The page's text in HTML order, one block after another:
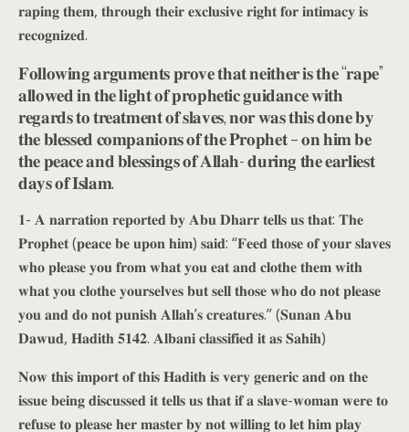
𝐫𝐚𝐩𝐢𝐧𝐠 𝐭𝐡𝐞𝐦, 𝐭𝐡𝐫𝐨𝐮𝐠𝐡 𝐭𝐡𝐞𝐢𝐫 𝐞𝐱𝐜𝐥𝐮𝐬𝐢𝐯𝐞 𝐫𝐢𝐠𝐡𝐭 𝐟𝐨𝐫 𝐢𝐧𝐭𝐢𝐦𝐚𝐜𝐲 𝐢𝐬
𝐫𝐞𝐜𝐨𝐠𝐧𝐢𝐳𝐞𝐝.
𝐅𝐨𝐥𝐥𝐨𝐰𝐢𝐧𝐠 𝐚𝐫𝐠𝐮𝐦𝐞𝐧𝐭𝐬 𝐩𝐫𝐨𝐯𝐞 𝐭𝐡𝐚𝐭 𝐧𝐞𝐢𝐭𝐡𝐞𝐫 𝐢𝐬 𝐭𝐡𝐞 “𝐫𝐚𝐩𝐞”
𝐚𝐥𝐥𝐨𝐰𝐞𝐝 𝐢𝐧 𝐭𝐡𝐞 𝐥𝐢𝐠𝐡𝐭 𝐨𝐟 𝐩𝐫𝐨𝐩𝐡𝐞𝐭𝐢𝐜 𝐠𝐮𝐢𝐝𝐚𝐧𝐜𝐞 𝐰𝐢𝐭𝐡
𝐫𝐞𝐠𝐚𝐫𝐝𝐬 𝐭𝐨 𝐭𝐫𝐞𝐚𝐭𝐦𝐞𝐧𝐭 𝐨𝐟 𝐬𝐥𝐚𝐯𝐞𝐬, 𝐧𝐨𝐫 𝐰𝐚𝐬 𝐭𝐡𝐢𝐬 𝐝𝐨𝐧𝐞 𝐛𝐲
𝐭𝐡𝐞 𝐛𝐥𝐞𝐬𝐬𝐞𝐝 𝐜𝐨𝐦𝐩𝐚𝐧𝐢𝐨𝐧𝐬 𝐨𝐟 𝐭𝐡𝐞 𝐏𝐫𝐨𝐩𝐡𝐞𝐭 – 𝐨𝐧 𝐡𝐢𝐦 𝐛𝐞
𝐭𝐡𝐞 𝐩𝐞𝐚𝐜𝐞 𝐚𝐧𝐝 𝐛𝐥𝐞𝐬𝐬𝐢𝐧𝐠𝐬 𝐨𝐟 𝐀𝐥𝐥𝐚𝐡- 𝐝𝐮𝐫𝐢𝐧𝐠 𝐭𝐡𝐞 𝐞𝐚𝐫𝐥𝐢𝐞𝐬𝐭
𝐝𝐚𝐲𝐬 𝐨𝐟 𝐈𝐬𝐥𝐚𝐦.
𝟏- 𝐀 𝐧𝐚𝐫𝐫𝐚𝐭𝐢𝐨𝐧 𝐫𝐞𝐩𝐨𝐫𝐭𝐞𝐝 𝐛𝐲 𝐀𝐛𝐮 𝐃𝐡𝐚𝐫𝐫 𝐭𝐞𝐥𝐥𝐬 𝐮𝐬 𝐭𝐡𝐚𝐭: 𝐓𝐡𝐞
𝐏𝐫𝐨𝐩𝐡𝐞𝐭 (𝐩𝐞𝐚𝐜𝐞 𝐛𝐞 𝐮𝐩𝐨𝐧 𝐡𝐢𝐦) 𝐬𝐚𝐢𝐝: “𝐅𝐞𝐞𝐝 𝐭𝐡𝐨𝐬𝐞 𝐨𝐟 𝐲𝐨𝐮𝐫 𝐬𝐥𝐚𝐯𝐞𝐬
𝐰𝐡𝐨 𝐩𝐥𝐞𝐚𝐬𝐞 𝐲𝐨𝐮 𝐟𝐫𝐨𝐦 𝐰𝐡𝐚𝐭 𝐲𝐨𝐮 𝐞𝐚𝐭 𝐚𝐧𝐝 𝐜𝐥𝐨𝐭𝐡𝐞 𝐭𝐡𝐞𝐦 𝐰𝐢𝐭𝐡
𝐰𝐡𝐚𝐭 𝐲𝐨𝐮 𝐜𝐥𝐨𝐭𝐡𝐞 𝐲𝐨𝐮𝐫𝐬𝐞𝐥𝐯𝐞𝐬 𝐛𝐮𝐭 𝐬𝐞𝐥𝐥 𝐭𝐡𝐨𝐬𝐞 𝐰𝐡𝐨 𝐝𝐨 𝐧𝐨𝐭 𝐩𝐥𝐞𝐚𝐬𝐞
𝐲𝐨𝐮 𝐚𝐧𝐝 𝐝𝐨 𝐧𝐨𝐭 𝐩𝐮𝐧𝐢𝐬𝐡 𝐀𝐥𝐥𝐚𝐡’𝐬 𝐜𝐫𝐞𝐚𝐭𝐮𝐫𝐞𝐬.” (𝐒𝐮𝐧𝐚𝐧 𝐀𝐛𝐮
𝐃𝐚𝐰𝐮𝐝, 𝐇𝐚𝐝𝐢𝐭𝐡 𝟓𝟏𝟒𝟐. 𝐀𝐥𝐛𝐚𝐧𝐢 𝐜𝐥𝐚𝐬𝐬𝐢𝐟𝐢𝐞𝐝 𝐢𝐭 𝐚𝐬 𝐒𝐚𝐡𝐢𝐡)
𝐍𝐨𝐰 𝐭𝐡𝐢𝐬 𝐢𝐦𝐩𝐨𝐫𝐭 𝐨𝐟 𝐭𝐡𝐢𝐬 𝐇𝐚𝐝𝐢𝐭𝐡 𝐢𝐬 𝐯𝐞𝐫𝐲 𝐠𝐞𝐧𝐞𝐫𝐢𝐜 𝐚𝐧𝐝 𝐨𝐧 𝐭𝐡𝐞
𝐢𝐬𝐬𝐮𝐞 𝐛𝐞𝐢𝐧𝐠 𝐝𝐢𝐬𝐜𝐮𝐬𝐬𝐞𝐝 𝐢𝐭 𝐭𝐞𝐥𝐥𝐬 𝐮𝐬 𝐭𝐡𝐚𝐭 𝐢𝐟 𝐚 𝐬𝐥𝐚𝐯𝐞-𝐰𝐨𝐦𝐚𝐧 𝐰𝐞𝐫𝐞 𝐭𝐨
𝐫𝐞𝐟𝐮𝐬𝐞 𝐭𝐨 𝐩𝐥𝐞𝐚𝐬𝐞 𝐡𝐞𝐫 𝐦𝐚𝐬𝐭𝐞𝐫 𝐛𝐲 𝐧𝐨𝐭 𝐰𝐢𝐥𝐥𝐢𝐧𝐠 𝐭𝐨 𝐥𝐞𝐭 𝐡𝐢𝐦 𝐩𝐥𝐚𝐲